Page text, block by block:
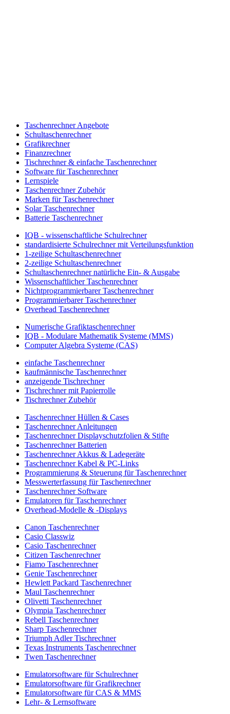
Taschenrechner Angebote
Schultaschenrechner
Grafikrechner
Finanzrechner
Tischrechner & einfache Taschenrechner
Software für Taschenrechner
Lernspiele
Taschenrechner Zubehör
Marken für Taschenrechner
Solar Taschenrechner
Batterie Taschenrechner
IQB - wissenschaftliche Schulrechner
standardisierte Schulrechner mit Verteilungsfunktion
1-zeilige Schultaschenrechner
2-zeilige Schultaschenrechner
Schultaschenrechner natürliche Ein- & Ausgabe
Wissenschaftlicher Taschenrechner
Nichtprogrammierbarer Taschenrechner
Programmierbarer Taschenrechner
Overhead Taschenrechner
Numerische Grafiktaschenrechner
IQB - Modulare Mathematik Systeme (MMS)
Computer Algebra Systeme (CAS)
einfache Taschenrechner
kaufmännische Taschenrechner
anzeigende Tischrechner
Tischrechner mit Papierrolle
Tischrechner Zubehör
Taschenrechner Hüllen & Cases
Taschenrechner Anleitungen
Taschenrechner Displayschutzfolien & Stifte
Taschenrechner Batterien
Taschenrechner Akkus & Ladegeräte
Taschenrechner Kabel & PC-Links
Programmierung & Steuerung für Taschenrechner
Messwerterfassung für Taschenrechner
Taschenrechner Software
Emulatoren für Taschenrechner
Overhead-Modelle & -Displays
Canon Taschenrechner
Casio Classwiz
Casio Taschenrechner
Citizen Taschenrechner
Fiamo Taschenrechner
Genie Taschenrechner
Hewlett Packard Taschenrechner
Maul Taschenrechner
Olivetti Taschenrechner
Olympia Taschenrechner
Rebell Taschenrechner
Sharp Taschenrechner
Triumph Adler Tischrechner
Texas Instruments Taschenrechner
Twen Taschenrechner
Emulatorsoftware für Schulrechner
Emulatorsoftware für Grafikrechner
Emulatorsoftware für CAS & MMS
Lehr- & Lernsoftware